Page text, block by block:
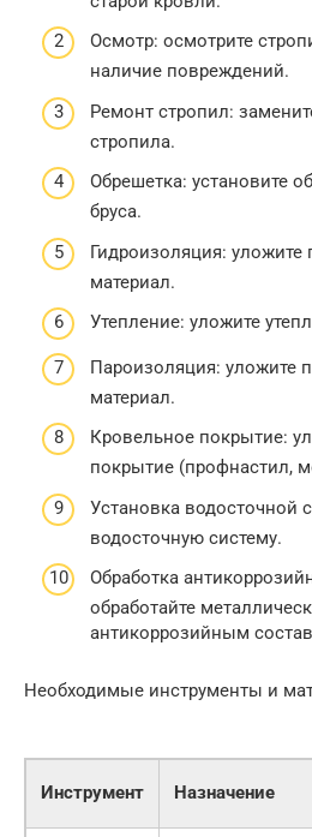
Осмотр: осмотрите
наличие повреждений.
Ремонт стропил:
стропила.
Обрешетка: установите
бруса.
Гидроизоляция:
материал.
Утепление: уложите
Пароизоляция: уложите
материал.
Кровельное покрытие:
покрытие (профнастил,
Установка водосточной
водосточную систему.
Обработка
обработайте
антикоррозийным
Необходимые инструменты и
Инструмент Назначение